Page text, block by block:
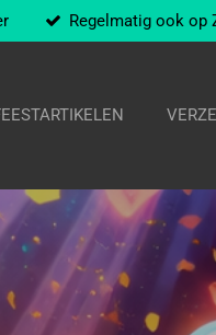
Regelmatig ook op